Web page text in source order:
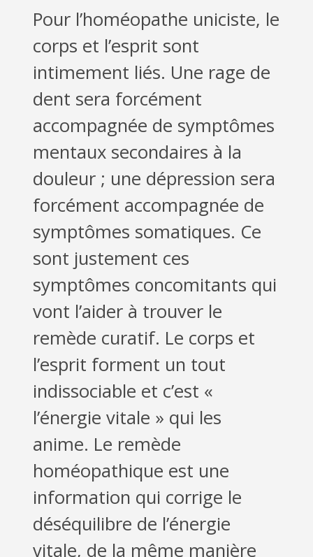
Pour l’homéopathe uniciste, le
corps et l’esprit sont
intimement liés. Une rage de
dent sera forcément
accompagnée de symptômes
mentaux secondaires à la
douleur ; une dépression sera
forcément accompagnée de
symptômes somatiques. Ce
sont justement ces
symptômes concomitants qui
vont l’aider à trouver le
remède curatif. Le corps et
l’esprit forment un tout
indissociable et c’est «
l’énergie vitale » qui les
anime. Le remède
homéopathique est une
information qui corrige le
déséquilibre de l’énergie
vitale, de la même manière